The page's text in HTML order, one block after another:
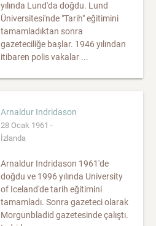
yılında Lund'da doğdu. Lund
Üniversitesi'nde "Tarih" eğitimini
tamamladıktan sonra
gazeteciliğe başlar. 1946 yılından
itibaren polis vakalar ...
Arnaldur Indridason
28 Ocak 1961 -
İzlanda
Arnaldur Indridason 1961'de
doğdu ve 1996 yılında University
of Iceland'de tarih eğitimini
tamamladı. Sonra gazeteci olarak
Morgunbladid gazetesinde çalıştı.